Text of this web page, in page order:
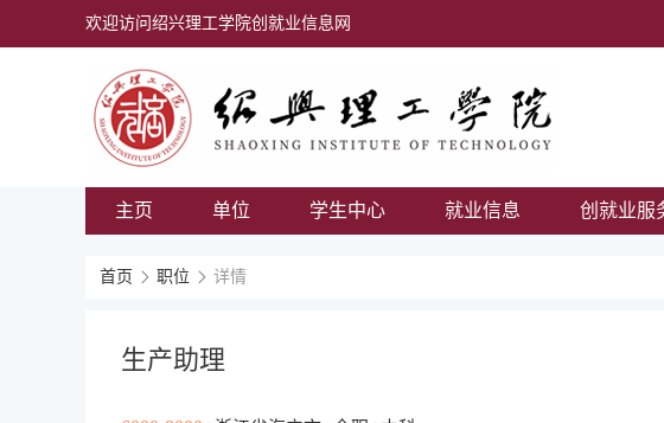
欢迎访问绍兴理工学院创就业信息网
主页 单位 学生中心 就业信息 创就业服
首页 职位 详情
生产助理